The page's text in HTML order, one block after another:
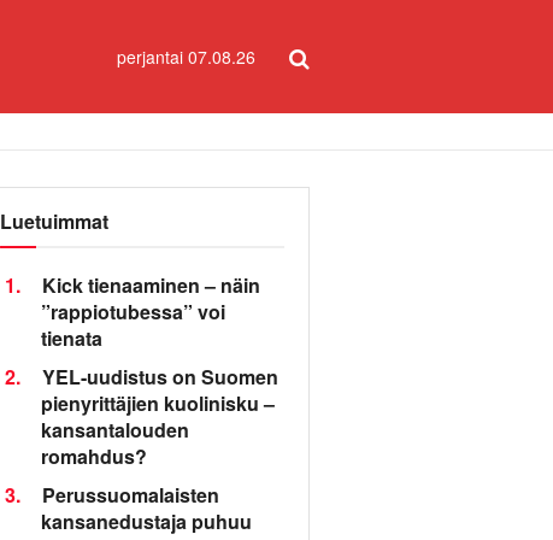
perjantai 07.08.26
Luetuimmat
1.
Kick tienaaminen – näin
”rappiotubessa” voi
tienata
2.
YEL-uudistus on Suomen
pienyrittäjien kuolinisku –
kansantalouden
romahdus?
3.
Perussuomalaisten
kansanedustaja puhuu